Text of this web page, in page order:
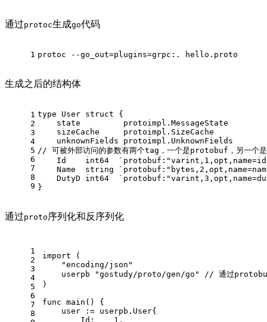
通过protoc生成go代码
1 protoc --go_out=plugins=grpc:. hello.proto
生成之后的结构体
1
2
3
4
5
6
7
8
9
type User struct {
    state         protoimpl.MessageState
    sizeCache     protoimpl.SizeCache
    unknownFields protoimpl.UnknownFields
// 可被外部访问的参数有两个tag，一个是protobuf，另一个
    Id
int64
    Name
string
    DutyD
int64
}
通过proto 序列化和反序列化
1
2
3
4
5
6
7
8
import (
"encoding/json"
    userpb
"gostudy/proto/gen/go"
// 通过protobuf
)
func main ()
{
    user := userpb.User{
        Id:
1 ,